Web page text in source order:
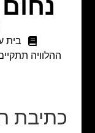
בית
כתיבת